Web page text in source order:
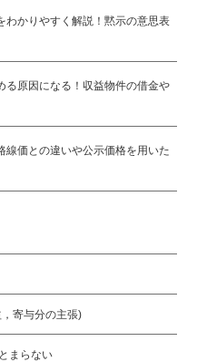
わかりやすく解説！黙示の意思表
る原因になる！収益物件の借金や
線価との違いや公示価格を用いた
寄与分の主張)
まらない